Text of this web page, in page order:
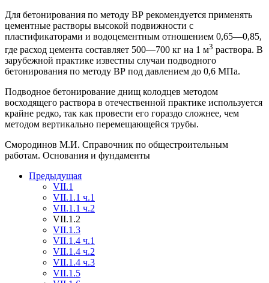
Для бетонирования по методу ВР рекомендуется применять
цементные растворы высокой подвижности с
пластификаторами и водоцементным отношением 0,65—0,85,
где расход цемента составляет 500—700 кг на 1 м3 раствора. В
зарубежной практике известны случаи подводного
бетонирования по методу ВР под давлением до 0,6 МПа.
Подводное бетонирование днищ колодцев методом
восходящего раствора в отечественной практике используется
крайне редко, так как провести его гораздо сложнее, чем
методом вертикально перемещающейся трубы.
Смородинов М.И. Справочник по общестроительным
работам. Основания и фундаменты
Предыдущая
VII.1
VII.1.1 ч.1
VII.1.1 ч.2
VII.1.2
VII.1.3
VII.1.4 ч.1
VII.1.4 ч.2
VII.1.4 ч.3
VII.1.5